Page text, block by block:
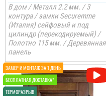
В дом / Металл 2.2 мм. / 3
контура / замки Securemme
(Италия) сейфовый и под
цилиндр (перекодируемый) /
Полотно 115 мм. / Деревянная
панель